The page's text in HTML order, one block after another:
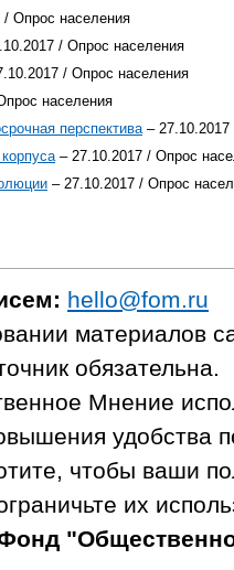
/ Опрос населения
/ Опрос населения
/ Опрос населения
населения
перспектива –
– 27.10.2017 / Опрос
– 27.10.2017 / Опрос
hello@fom.ru
материалов
обязательна.
Мнение
удобства
чтобы ваши
их